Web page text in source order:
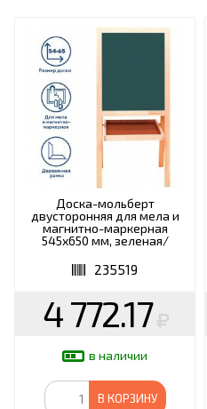
Доска-мольберт
двусторонняя для мела и
магнитно-маркерная
545х650 мм, зеленая/
235519
235519
4 772.17
в наличии
В КОРЗИНУ